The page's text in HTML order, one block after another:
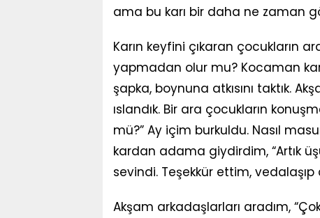
ama bu karı bir daha ne zaman
Karın keyfini çıkaran çocukların
yapmadan olur mu? Kocaman
şapka, boynuna atkısını taktık.
ıslandık. Bir ara çocukların
mü?” Ay içim burkuldu. Nasıl
kardan adama giydirdim, “Artık
sevindi. Teşekkür ettim, vedalaşıp
Akşam arkadaşlarları aradım,